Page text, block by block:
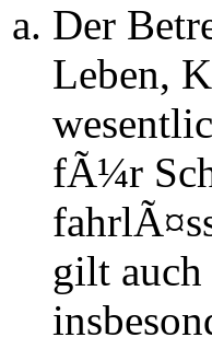
Der
Leben,
fÃ¼r
gilt